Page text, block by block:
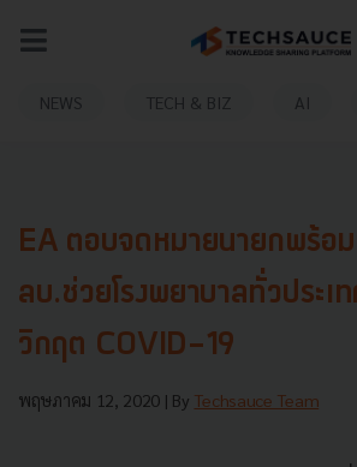
NEWS TECH & BIZ AI
EA ตอบจดหมายนายกพร้อ
ลบ.ช่วยโรงพยาบาลทั่วประเ
วิกฤต COVID-19
พฤษภาคม 12, 2020 | By Techsauce Team